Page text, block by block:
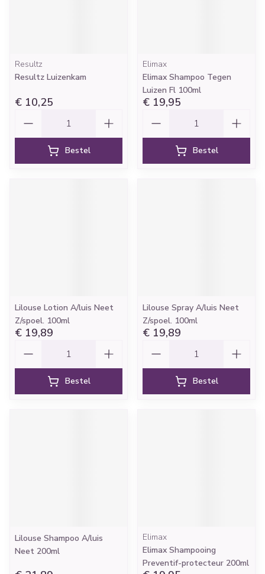
Resultz
Resultz Luizenkam
€ 10,25
Bestel
Elimax
Elimax Shampoo Tegen
Luizen Fl 100ml
€ 19,95
Bestel
Lilouse Lotion A/luis Neet
Z/spoel. 100ml
€ 19,89
Bestel
Lilouse Spray A/luis Neet
Z/spoel. 100ml
€ 19,89
Bestel
Lilouse Shampoo A/luis
Neet 200ml
Elimax
Elimax Shampooing
Preventif-protecteur 200ml